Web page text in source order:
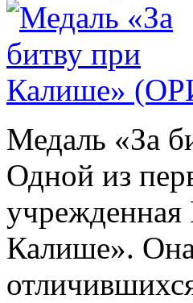
Медаль «За
Одной из
учрежденная
Калише».